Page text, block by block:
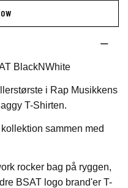
BlackNWhite
i Rap Musikkens
T-Shirten.
sammen med
rocker bag på ryggen,
BSAT logo brand'er T-